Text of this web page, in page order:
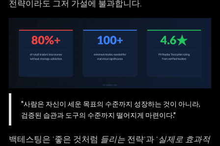
전략이라도 그저 가설에 불과합니다.
"사람은 자신이 세운 목표의 수준까지 성장하는 것이 아니라,
검증된 습관과 도구의 수준까지 떨어지게 마련이다."
백테스팅은 ‘좋은 것처럼 들리는전략’과 ‘실제로 효과적